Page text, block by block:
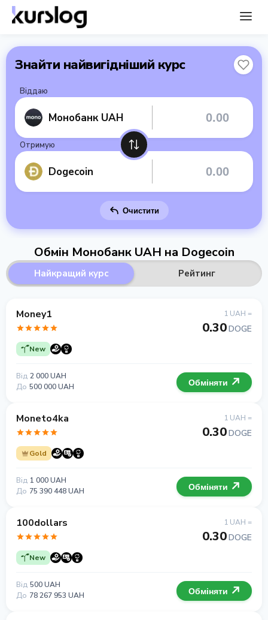
Знайти найвигідніший курс
Віддаю
Монобанк UAH
Отримую
Dogecoin
Очистити
Обмін Монобанк UAH на Dogecoin
Найкращий курс Рейтинг
Money1
New
1 UAH =
0.30DOGE
Від 2 000 UAH
До 500 000 UAH Обміняти
Moneto4ka
Gold
1 UAH =
0.30DOGE
Від 1 000 UAH
До 75 390 448 UAH Обміняти
100dollars
New
1 UAH =
0.30DOGE
Від 500 UAH
До 78 267 953 UAH Обміняти